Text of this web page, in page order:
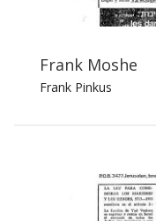
Frank Moshe
Frank Pinkus